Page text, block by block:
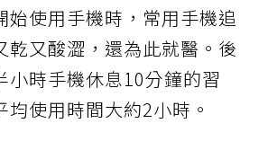
始使用手機時，常用手機追
乾又酸澀，還為此就醫。後
小時手機休息10分鐘的習
均使用時間大約2小時。